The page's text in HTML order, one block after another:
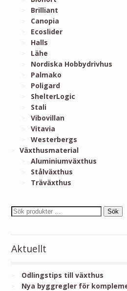
Brilliant
Canopia
Ecoslider
Halls
Lähe
Nordiska Hobbydrivhus
Palmako
Poligard
ShelterLogic
Stali
Vibovillan
Vitavia
Westerbergs
Växthusmaterial
Aluminiumväxthus
Stålväxthus
Träväxthus
Sök
Aktuellt
Odlingstips till växthus
Nya byggregler för